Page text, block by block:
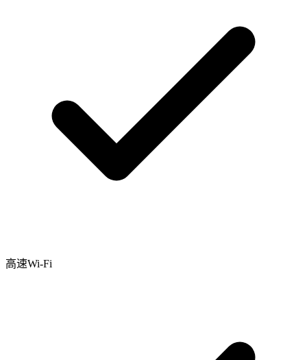
高速Wi-Fi